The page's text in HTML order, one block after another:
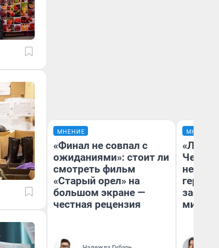
МНЕНИЕ
«Финал не совпал с
ожиданиями»: стоит ли
смотреть фильм
«Старый орел» на
большом экране —
честная рецензия
МНЕНИЕ
«Люди
Чем
герои